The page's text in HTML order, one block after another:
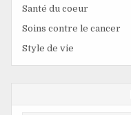
Santé du coeur
Soins contre le cancer
Style de vie